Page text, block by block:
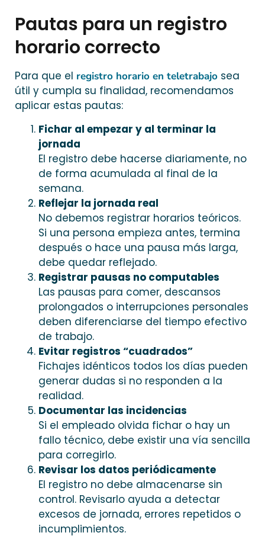
Pautas para un registro
horario correcto
Para que el registro horario en teletrabajo sea
útil y cumpla su finalidad, recomendamos
aplicar estas pautas:
Fichar al empezar y al terminar la
jornada
El registro debe hacerse diariamente, no
de forma acumulada al final de la
semana.
Reflejar la jornada real
No debemos registrar horarios teóricos.
Si una persona empieza antes, termina
después o hace una pausa más larga,
debe quedar reflejado.
Registrar pausas no computables
Las pausas para comer, descansos
prolongados o interrupciones personales
deben diferenciarse del tiempo efectivo
de trabajo.
Evitar registros “cuadrados”
Fichajes idénticos todos los días pueden
generar dudas si no responden a la
realidad.
Documentar las incidencias
Si el empleado olvida fichar o hay un
fallo técnico, debe existir una vía sencilla
para corregirlo.
Revisar los datos periódicamente
El registro no debe almacenarse sin
control. Revisarlo ayuda a detectar
excesos de jornada, errores repetidos o
incumplimientos.